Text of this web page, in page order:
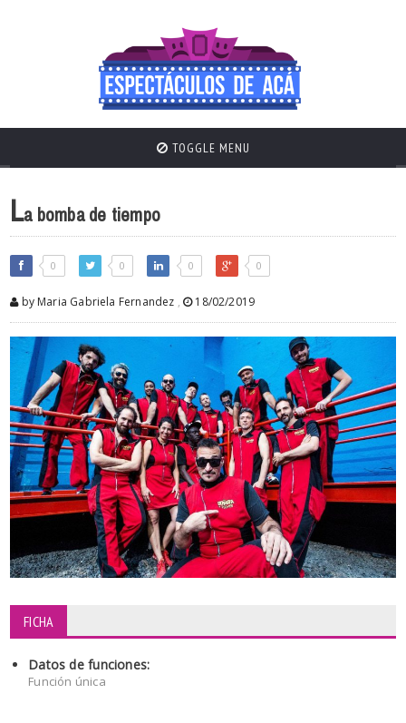
TOGGLE MENU
La bomba de tiempo
0 0 0 0
by Maria Gabriela Fernandez , 18/02/2019
FICHA
Datos de funciones:
Función única